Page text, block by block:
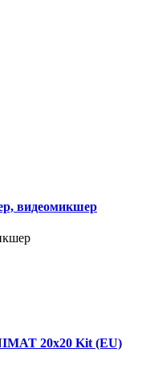
видеомикшер
20x20 Kit (EU)